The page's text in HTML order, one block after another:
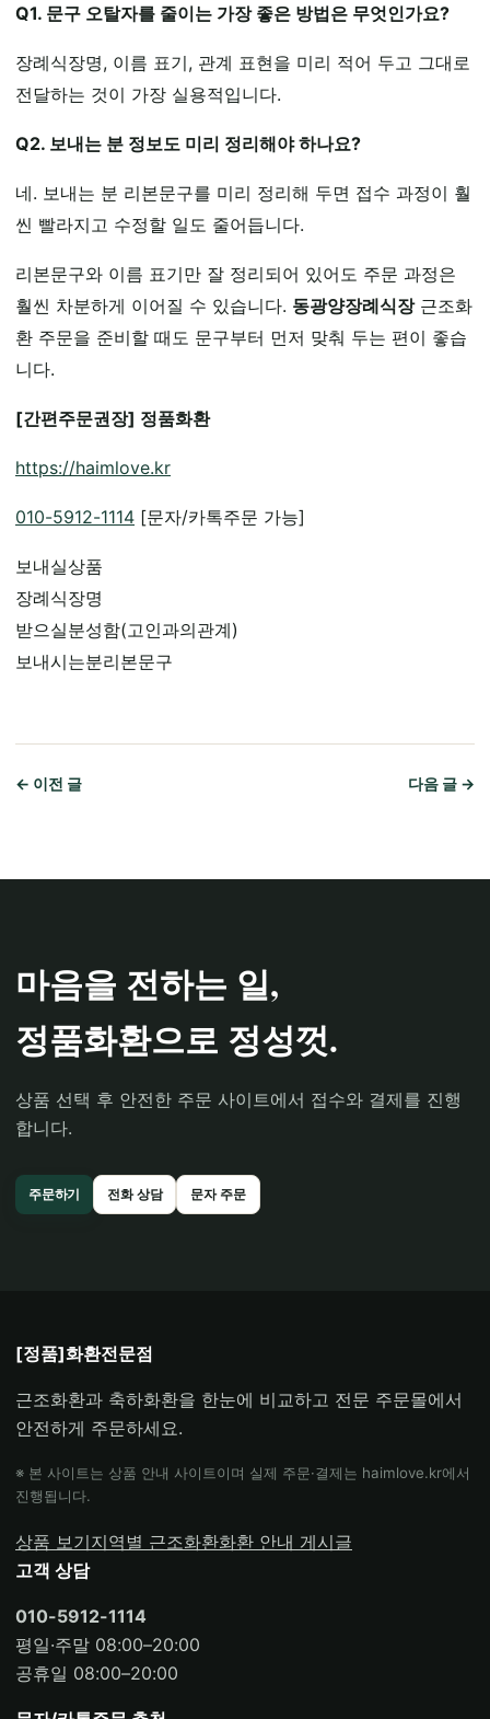
Q1. 문구 오탈자를 줄이는 가장 좋은 방법은 무엇인가요?
장례식장명, 이름 표기, 관계 표현을 미리 적어 두고 그대로
전달하는 것이 가장 실용적입니다.
Q2. 보내는 분 정보도 미리 정리해야 하나요?
네. 보내는 분 리본문구를 미리 정리해 두면 접수 과정이 훨
씬 빨라지고 수정할 일도 줄어듭니다.
리본문구와 이름 표기만 잘 정리되어 있어도 주문 과정은
훨씬 차분하게 이어질 수 있습니다. 동광양장례식장근조화
환 주문을 준비할 때도 문구부터 먼저 맞춰 두는 편이 좋습
니다.
[간편주문권장] 정품화환
https://haimlove.kr
010-5912-1114 [문자/카톡주문 가능]
보내실상품
장례식장명
받으실분성함(고인과의관계)
보내시는분리본문구
← 이전 글 다음 글 →
마음을 전하는 일,
정품화환으로 정성껏.
상품 선택 후 안전한 주문 사이트에서 접수와 결제를 진행
합니다.
주문하기 전화 상담 문자 주문
[정품]화환전문점
근조화환과 축하화환을 한눈에 비교하고 전문 주문몰에서
안전하게 주문하세요.
※ 본 사이트는 상품 안내 사이트이며 실제 주문·결제는 haimlove.kr에서
진행됩니다.
상품 보기지역별 근조화환화환 안내 게시글
고객 상담
010-5912-1114
평일·주말 08:00–20:00
공휴일 08:00–20:00